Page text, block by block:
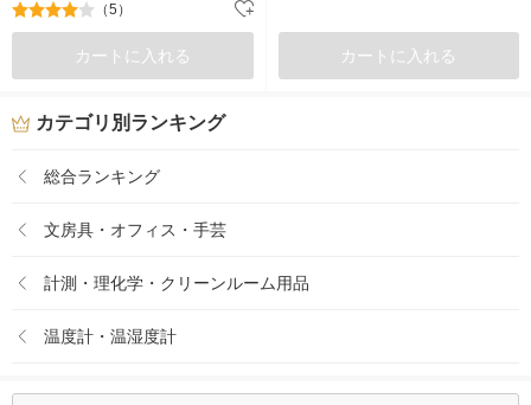
（5）
カートに入れる カートに入れる
カテゴリ別ランキング
総合ランキング
文房具・オフィス・手芸
計測・理化学・クリーンルーム用品
温度計・温湿度計